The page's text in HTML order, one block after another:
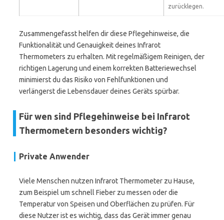
zurücklegen.
Zusammengefasst helfen dir diese Pflegehinweise, die
Funktionalität und Genauigkeit deines Infrarot
Thermometers zu erhalten. Mit regelmäßigem Reinigen, der
richtigen Lagerung und einem korrekten Batteriewechsel
minimierst du das Risiko von Fehlfunktionen und
verlängerst die Lebensdauer deines Geräts spürbar.
Für wen sind Pflegehinweise bei Infrarot
Thermometern besonders wichtig?
Private Anwender
Viele Menschen nutzen Infrarot Thermometer zu Hause,
zum Beispiel um schnell Fieber zu messen oder die
Temperatur von Speisen und Oberflächen zu prüfen. Für
diese Nutzer ist es wichtig, dass das Gerät immer genau